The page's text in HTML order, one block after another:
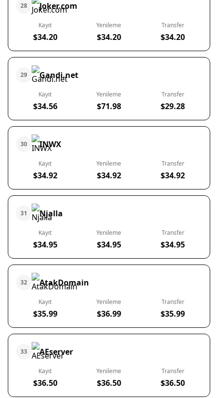
28 Joker.com
Kayıt
$34.20
Yenileme
$34.20
Transfer
$34.20
29 Gandi.net
Kayıt
$34.56
Yenileme
$71.98
Transfer
$29.28
30 INWX
Kayıt
$34.92
Yenileme
$34.92
Transfer
$34.92
31 Njalla
Kayıt
$34.95
Yenileme
$34.95
Transfer
$34.95
32 AtakDomain
Kayıt
$35.99
Yenileme
$36.99
Transfer
$35.99
33 AEserver
Kayıt
$36.50
Yenileme
$36.50
Transfer
$36.50